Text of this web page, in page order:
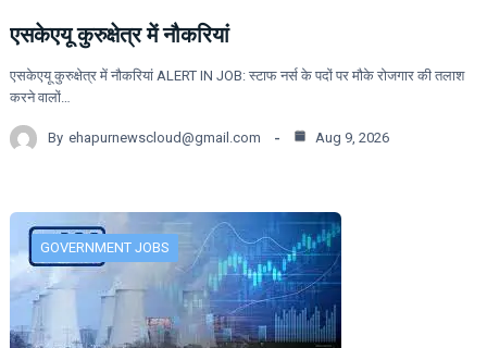
एसकेएयू कुरुक्षेत्र में नौकरियां
एसकेएयू कुरुक्षेत्र में नौकरियां ALERT IN JOB: स्टाफ नर्स के पदों पर मौके रोजगार की तलाश
करने वालों…
By ehapurnewscloud@gmail.com Aug 9, 2026
GOVERNMENT JOBS